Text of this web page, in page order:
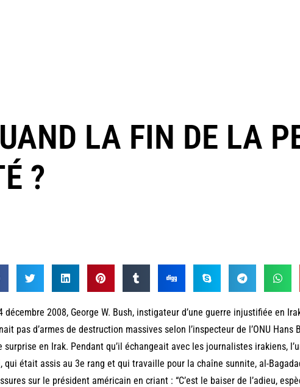
LA FIN DE LA
?
décembre 2008, George W. Bush, instigateur d’une guerre injustifiée en
pas d’armes de destruction massives selon l’inspecteur de l’ONU Hans
surprise en Irak. Pendant qu’il échangeait avec les journalistes irakiens,
qui était assis au 3e rang et qui travaille pour la chaîne sunnite, al-
sur le président américain en criant : “C’est le baiser de l’adieu,